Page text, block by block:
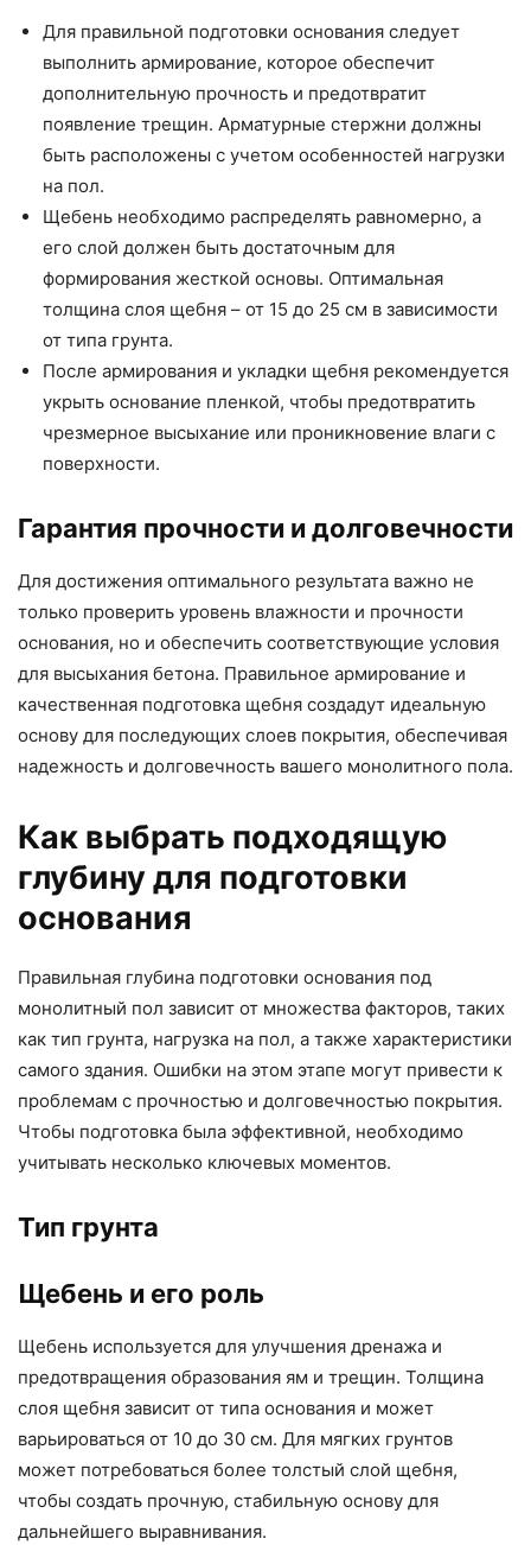
Для правильной подготовки основания следует
выполнить армирование, которое обеспечит
дополнительную прочность и предотвратит
появление трещин. Арматурные стержни должны
быть расположены с учетом особенностей нагрузки
на пол.
Щебень необходимо распределять равномерно, а
его слой должен быть достаточным для
формирования жесткой основы. Оптимальная
толщина слоя щебня – от 15 до 25 см в зависимости
от типа грунта.
После армирования и укладки щебня рекомендуется
укрыть основание пленкой, чтобы предотвратить
чрезмерное высыхание или проникновение влаги с
поверхности.
Гарантия прочности и долговечности
Для достижения оптимального результата важно не
только проверить уровень влажности и прочности
основания, но и обеспечить соответствующие условия
для высыхания бетона. Правильное армирование и
качественная подготовка щебня создадут идеальную
основу для последующих слоев покрытия, обеспечивая
надежность и долговечность вашего монолитного пола.
Как выбрать подходящую
глубину для подготовки
основания
Правильная глубина подготовки основания под
монолитный пол зависит от множества факторов, таких
как тип грунта, нагрузка на пол, а также характеристики
самого здания. Ошибки на этом этапе могут привести к
проблемам с прочностью и долговечностью покрытия.
Чтобы подготовка была эффективной, необходимо
учитывать несколько ключевых моментов.
Тип грунта
Щебень и его роль
Щебень используется для улучшения дренажа и
предотвращения образования ям и трещин. Толщина
слоя щебня зависит от типа основания и может
варьироваться от 10 до 30 см. Для мягких грунтов
может потребоваться более толстый слой щебня,
чтобы создать прочную, стабильную основу для
дальнейшего выравнивания.